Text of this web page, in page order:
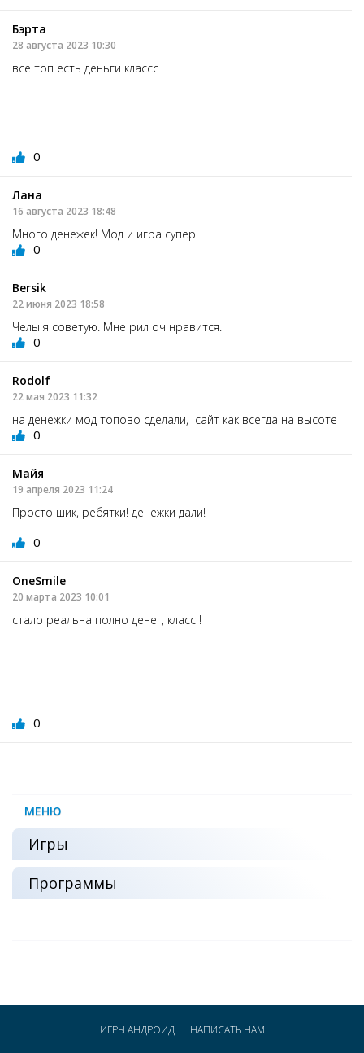
Бэрта
28 августа 2023 10:30
все топ есть деньги классс
0
Лана
16 августа 2023 18:48
Много денежек! Мод и игра супер!
0
Bersik
22 июня 2023 18:58
Челы я советую. Мне рил оч нравится.
0
Rodolf
22 мая 2023 11:32
на денежки мод топово сделали, сайт как всегда на высоте
0
Майя
19 апреля 2023 11:24
Просто шик, ребятки! денежки дали!
0
OneSmile
20 марта 2023 10:01
стало реальна полно денег, класс !
0
МЕНЮ
Игры
Программы
ИГРЫ АНДРОИД НАПИСАТЬ НАМ